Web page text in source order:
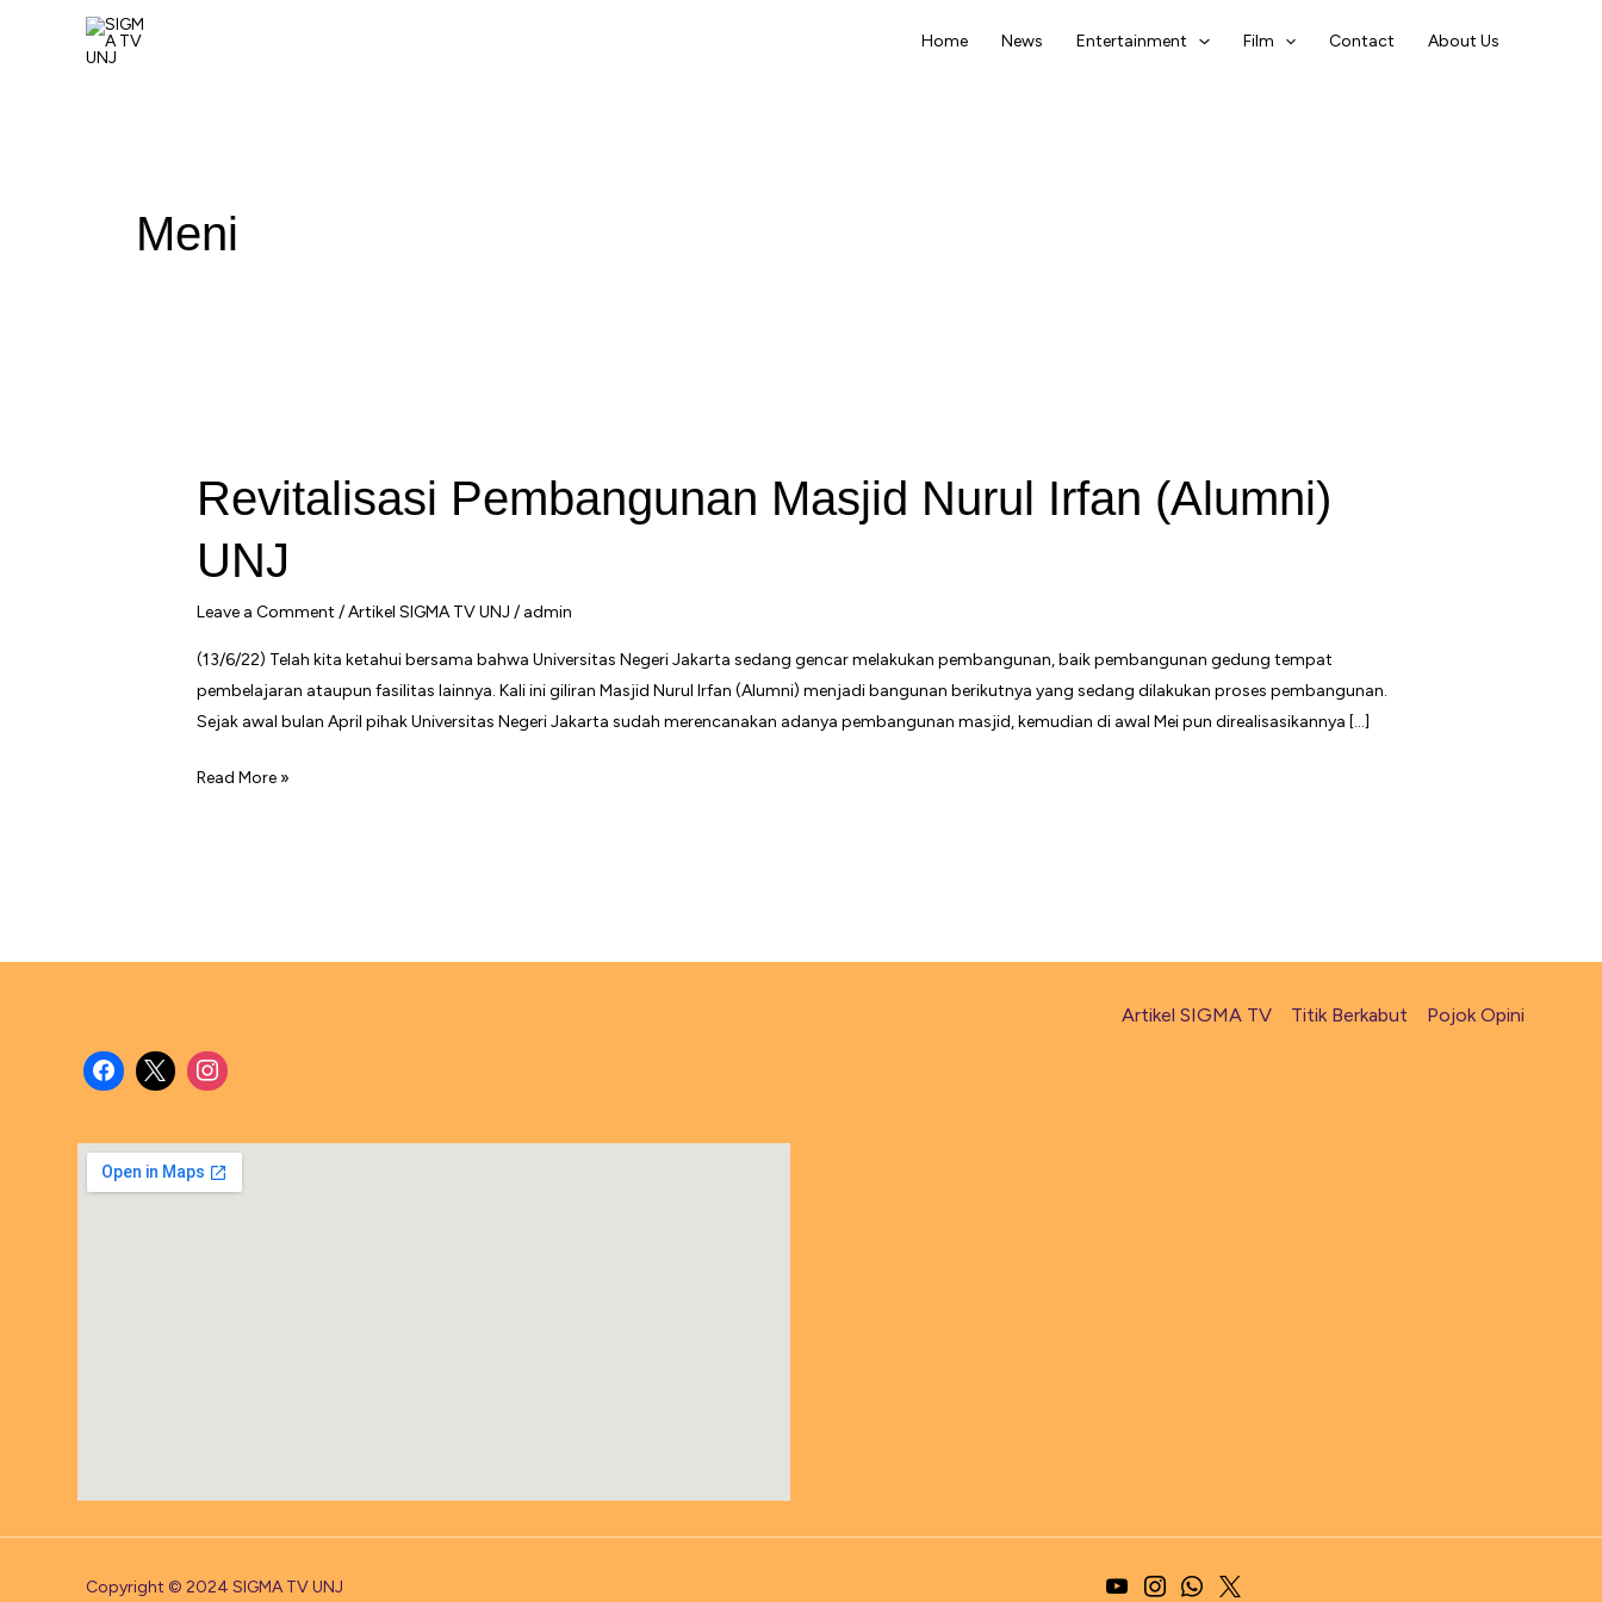
Home News Entertainment Film Contact About Us
Meni
Revitalisasi Pembangunan Masjid Nurul Irfan (Alumni)
UNJ
Leave a Comment /Artikel SIGMA TV UNJ / admin
(13/6/22) Telah kita ketahui bersama bahwa Universitas Negeri Jakarta sedang gencar melakukan pembangunan, baik pembangunan gedung tempat
pembelajaran ataupun fasilitas lainnya. Kali ini giliran Masjid Nurul Irfan (Alumni) menjadi bangunan berikutnya yang sedang dilakukan proses pembangunan.
Sejak awal bulan April pihak Universitas Negeri Jakarta sudah merencanakan adanya pembangunan masjid, kemudian di awal Mei pun direalisasikannya […]
Revitalisasi
UNJ
Read More »
Artikel SIGMA TV Titik Berkabut Pojok Opini
Copyright © 2024 SIGMA TV UNJ